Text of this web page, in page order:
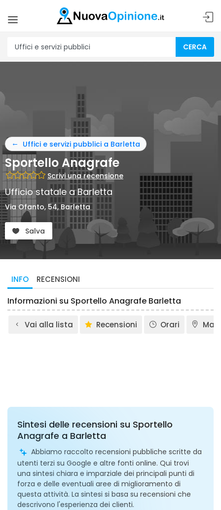
CERCA
Uffici e servizi pubblici a Barletta
Sportello Anagrafe
Scrivi una recensione
Ufficio statale a Barletta
Via Ofanto, 54, Barletta
Salva
INFO RECENSIONI
Informazioni su Sportello Anagrafe Barletta
Vai alla lista Recensioni Orari
Sintesi delle recensioni su Sportello
Anagrafe a Barletta
Abbiamo raccolto recensioni pubbliche scritte da
utenti terzi su Google e altre fonti online. Qui trovi
una sintesi chiara e imparziale dei principali punti di
forza e delle eventuali aree di miglioramento di
questa attività. La sintesi si basa su recensioni che
descrivono l'esperienza dei clienti.